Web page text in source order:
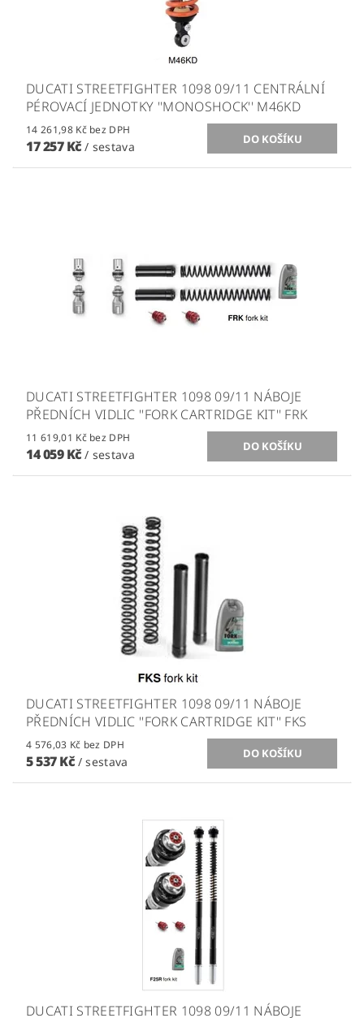
DUCATI STREETFIGHTER 1098 09/11 CENTRÁLNÍ
PÉROVACÍ JEDNOTKY ''MONOSHOCK'' M46KD
14 261,98 Kč bez DPH
17 257 Kč/ sestava
DUCATI STREETFIGHTER 1098 09/11 NÁBOJE
PŘEDNÍCH VIDLIC ''FORK CARTRIDGE KIT'' FRK
11 619,01 Kč bez DPH
14 059 Kč/ sestava
DUCATI STREETFIGHTER 1098 09/11 NÁBOJE
PŘEDNÍCH VIDLIC ''FORK CARTRIDGE KIT'' FKS
4 576,03 Kč bez DPH
5 537 Kč / sestava
DUCATI STREETFIGHTER 1098 09/11 NÁBOJE